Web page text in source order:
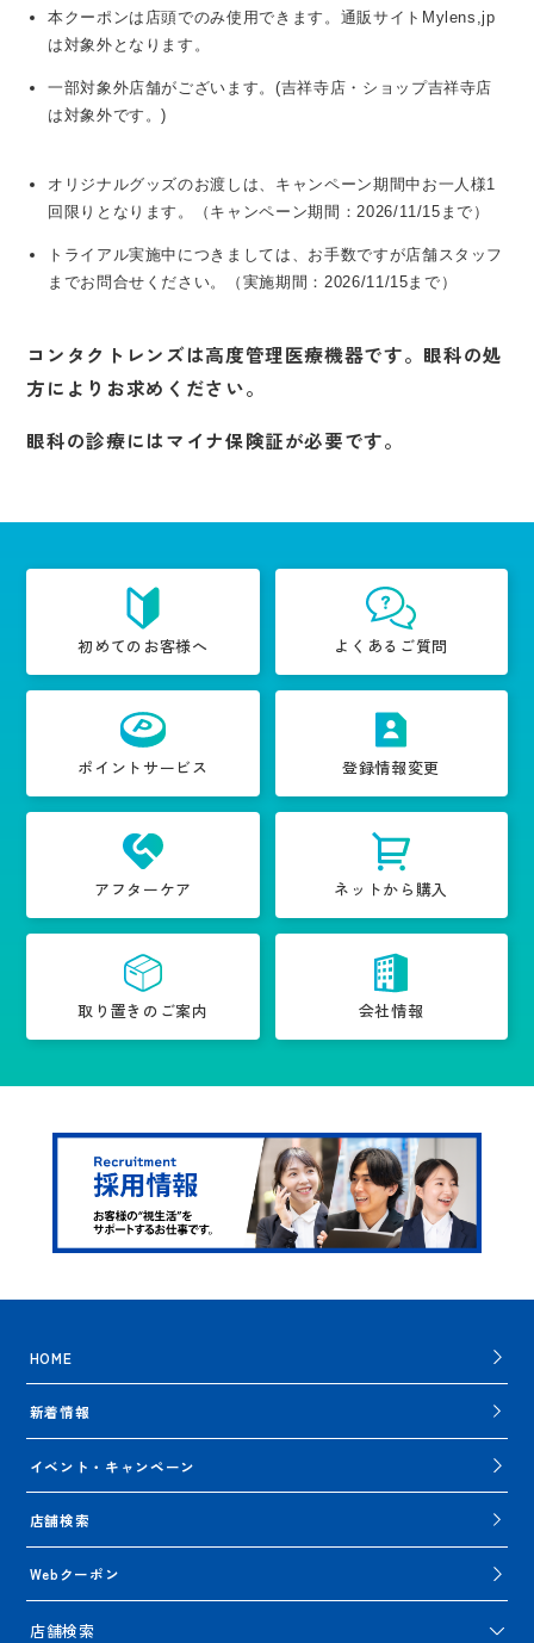
本クーポンは店頭でのみ使用できます。通販サイトMylens,jp
は対象外となります。
一部対象外店舗がございます。(吉祥寺店・ショップ吉祥寺店
は対象外です。)
オリジナルグッズのお渡しは、キャンペーン期間中お一人様1
回限りとなります。（キャンペーン期間：2026/11/15まで）
トライアル実施中につきましては、お手数ですが店舗スタッフ
までお問合せください。（実施期間：2026/11/15まで）
コンタクトレンズは高度管理医療機器です。眼科の処
方によりお求めください。
眼科の診療にはマイナ保険証が必要です。
初めてのお客様へ よくあるご質問
ポイントサービス 登録情報変更
アフターケア ネットから購入
取り置きのご案内 会社情報
HOME
新着情報
イベント・キャンペーン
店舗検索
Webクーポン
店舗検索